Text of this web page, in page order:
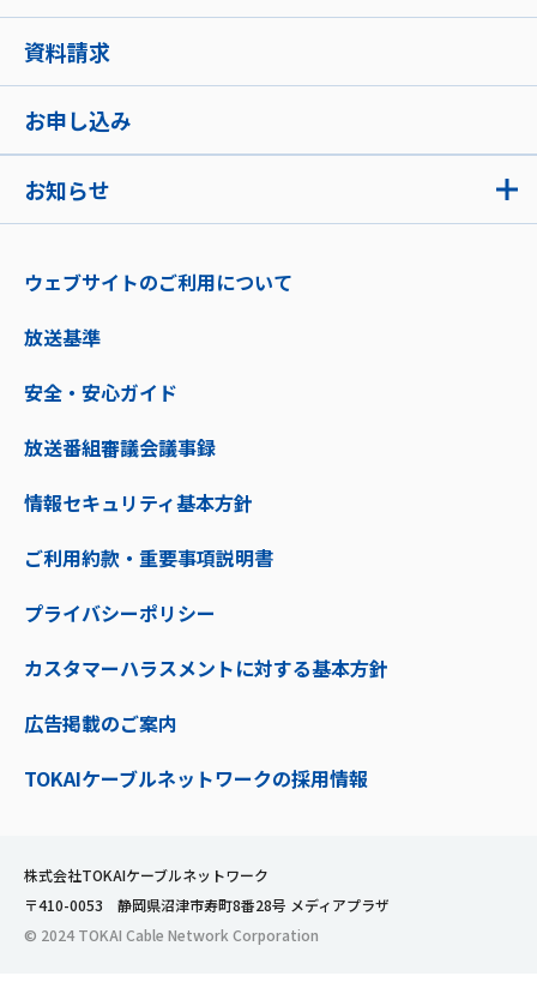
お知らせ
資料請求
お申し込み
ウェブサイトのご利用について
放送基準
安全・安心ガイド
放送番組審議会議事録
情報セキュリティ基本方針
ご利用約款・重要事項説明書
プライバシーポリシー
カスタマーハラスメントに対する基本方針
広告掲載のご案内
TOKAIケーブルネットワークの採用情報
株式会社TOKAIケーブルネットワーク
〒410-0053 静岡県沼津市寿町8番28号 メディアプラザ
© 2024 TOKAI Cable Network Corporation